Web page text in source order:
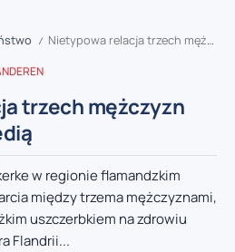
/ Nietypowa relacja trzech mężczyzn kończy się tragedią
trzech mężczyzn
w regionie flamandzkim
między trzema mężczyznami,
uszczerbkiem na zdrowiu
Flandrii...